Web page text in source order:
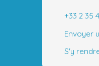
+33 2 35
Envoyer
S'y